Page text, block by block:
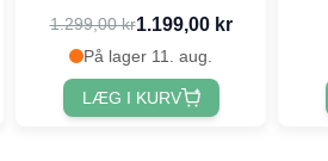
1.299,00 kr1.199,00 kr
På lager 11. aug.
LÆG I KURV